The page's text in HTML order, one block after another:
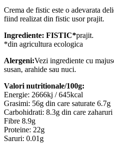
Crema de fistic este o adevarata
fiind realizat din fistic usor prajit.
Ingrediente: FISTIC*prajit.
*din agricultura ecologica
Alergeni:Vezi ingrediente cu
susan, arahide sau nuci.
Valori nutritionale/100g:
Energie: 2666kj / 645kcal
Grasimi: 56g din care saturate 6.7g
Carbohidrati: 8.3g din care
Fibre 8.9g
Proteine: 22g
Saruri: 0.01g